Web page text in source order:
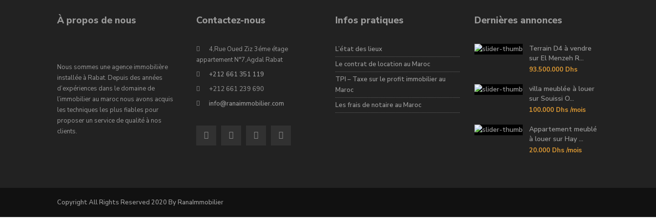
À propos de nous
Nous sommes une agence immobilière
installée à Rabat. Depuis des années
d’expériences dans le domaine de
l’immobilier au maroc nous avons acquis
les techniques les plus fiables pour
proposer un service de qualité à nos
clients.
Contactez-nous
4,Rue Oued Ziz 3éme étage
appartement N°7,Agdal Rabat
+212 661 351 119
+212 661 239 690
info@ranaimmobilier.com
Infos pratiques
L’état des lieux
Le contrat de location au Maroc
TPI – Taxe sur le profit immobilier au
Maroc
Les frais de notaire au Maroc
Dernières annonces
Terrain D4 à vendre
sur El Menzeh R...
93.500.000 Dhs
villa meublée à louer
sur Souissi O...
100.000 Dhs /mois
Appartement meublé
à louer sur Hay ...
20.000 Dhs /mois
Copyright All Rights Reserved 2020 By RanaImmobilier